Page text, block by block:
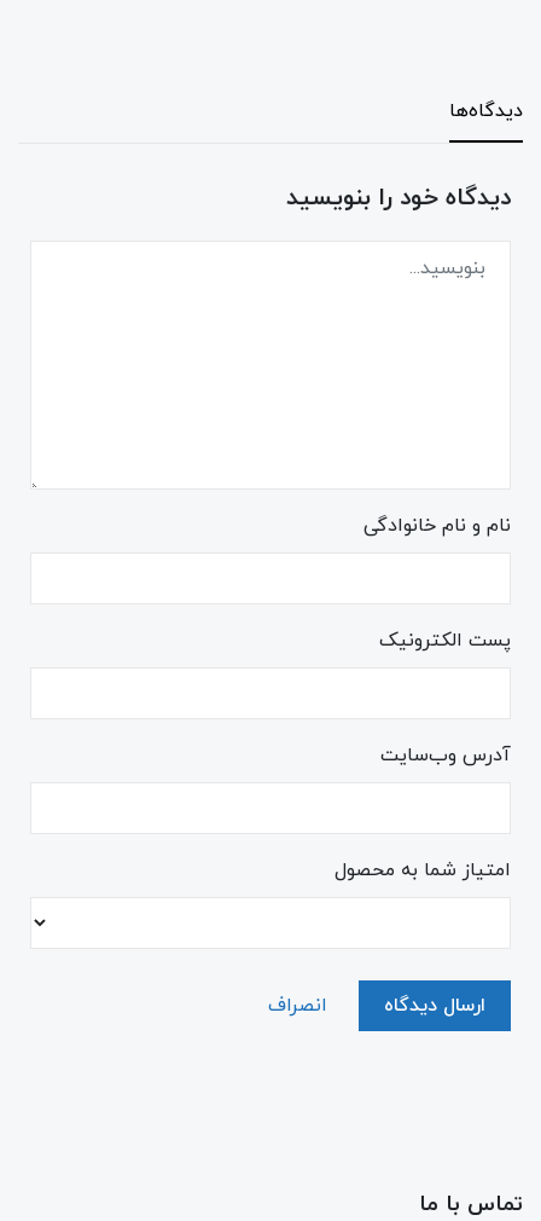
دیدگاه‌ها
دیدگاه خود را بنویسید
نام و نام خانوادگی
پست الکترونیک
آدرس وب‌سایت
امتیاز شما به محصول
ارسال دیدگاه انصراف
تماس با ما